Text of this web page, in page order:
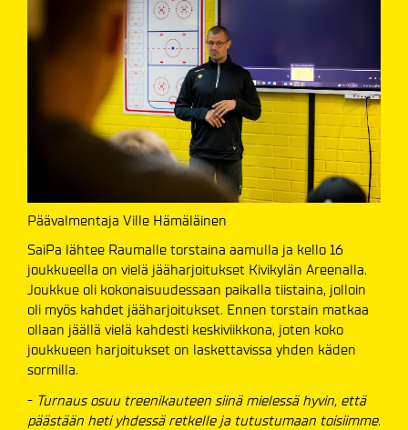
Päävalmentaja Ville Hämäläinen
SaiPa lähtee Raumalle torstaina aamulla ja kello 16
joukkueella on vielä jääharjoitukset Kivikylän Areenalla.
Joukkue oli kokonaisuudessaan paikalla tiistaina, jolloin
oli myös kahdet jääharjoitukset. Ennen torstain matkaa
ollaan jäällä vielä kahdesti keskiviikkona, joten koko
joukkueen harjoitukset on laskettavissa yhden käden
sormilla.
- Turnaus osuu treenikauteen siinä mielessä hyvin, että
päästään heti yhdessä retkelle ja tutustumaan toisiimme.